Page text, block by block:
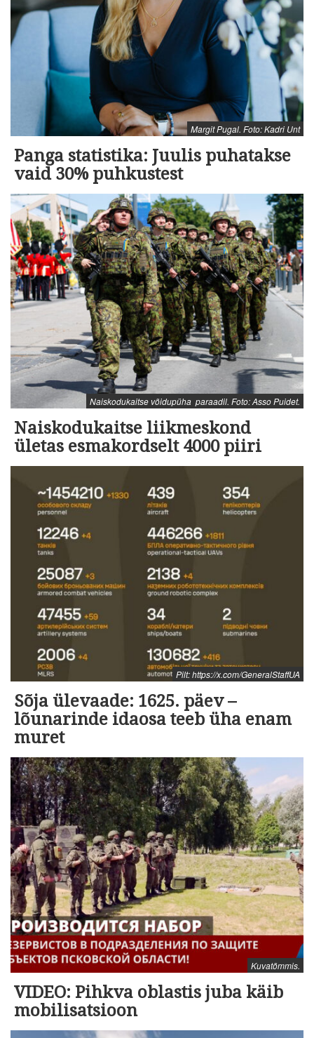
Margit Pugal. Foto: Kadri Unt
Panga statistika: Juulis puhatakse
vaid 30% puhkustest
Naiskodukaitse võidupüha paraadil. Foto: Asso Puidet.
Naiskodukaitse liikmeskond
ületas esmakordselt 4000 piiri
Pilt: https://x.com/GeneralStaffUA
Sõja ülevaade: 1625. päev –
lõunarinde idaosa teeb üha enam
muret
Kuvatõmmis.
VIDEO: Pihkva oblastis juba käib
mobilisatsioon